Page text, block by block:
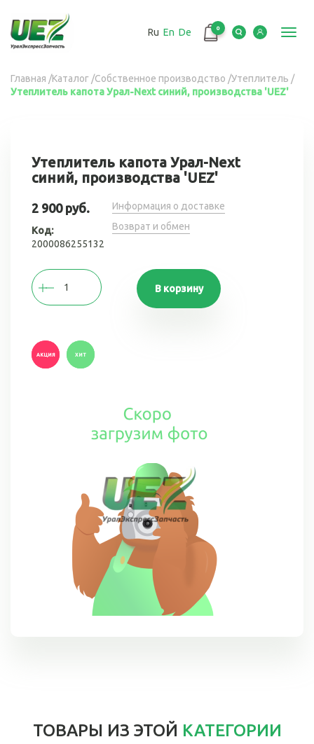
основному
содержанию
Ru En De 0
Вы
здесь
Главная /Каталог /Собственное производство /Утеплитель /
Утеплитель капота Урал-Next синий, производства 'UEZ'
Утеплитель капота Урал-Next
синий, производства 'UEZ'
2 900 руб.
Код:
2000086255132
Информация о доставке
Возврат и обмен
В корзину
ТОВАРЫ ИЗ ЭТОЙ КАТЕГОРИИ